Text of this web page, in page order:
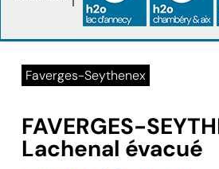
Faverges-Seythenex
FAVERGES-
Lachenal évacué